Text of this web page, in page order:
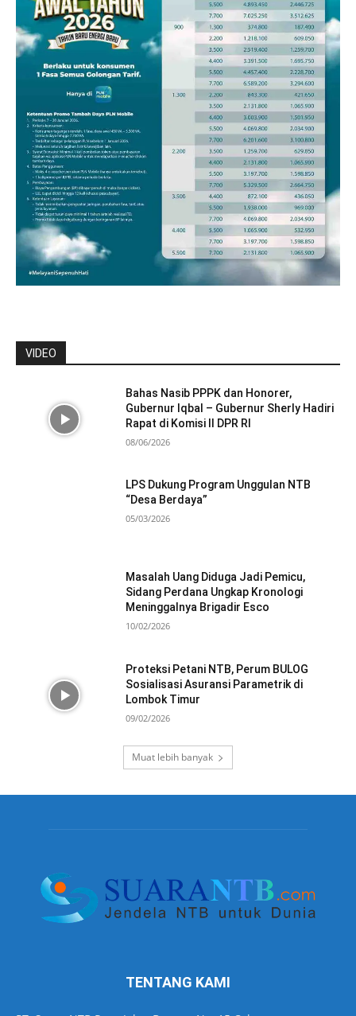
VIDEO
Bahas Nasib PPPK dan Honorer,
Gubernur Iqbal – Gubernur Sherly Hadiri
Rapat di Komisi II DPR RI
08/06/2026
LPS Dukung Program Unggulan NTB
“Desa Berdaya”
05/03/2026
Masalah Uang Diduga Jadi Pemicu,
Sidang Perdana Ungkap Kronologi
Meninggalnya Brigadir Esco
10/02/2026
Proteksi Petani NTB, Perum BULOG
Sosialisasi Asuransi Parametrik di
Lombok Timur
09/02/2026
Muat lebih banyak
TENTANG KAMI